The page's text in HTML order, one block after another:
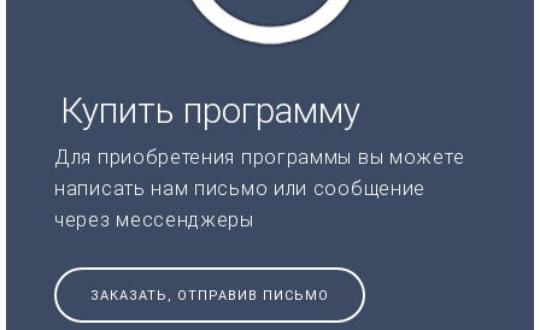
Купить программу
Для приобретения программы вы можете
написать нам письмо или сообщение
через мессенджеры
ЗАКАЗАТЬ, ОТПРАВИВ ПИСЬМО